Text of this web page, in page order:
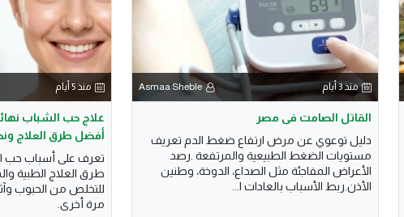
منذ 3 أيام Asmaa Sheble
القاتل الصامت فى مصر
دليل توعوي عن مرض ارتفاع ضغط الدم تعريف
مستويات الضغط الطبيعية والمرتفعة .رصد
الأعراض المفاجئة مثل الصداع، الدوخة، وطنين
الأذن.ربط الأسباب بالعادات ا...
منذ 5 أيام
علاج حب الشباب
أفضل طرق العلاج
تعرف على أسباب حب
طرق العلاج الطبية
للتخلص من الحبوب
مرة أخرى.